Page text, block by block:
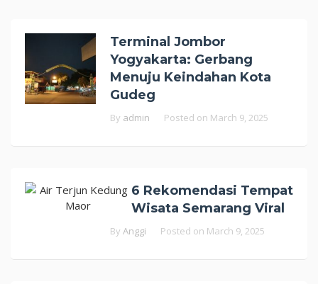
Terminal Jombor
Yogyakarta: Gerbang
Menuju Keindahan Kota
Gudeg
By admin Posted on March 9, 2025
6 Rekomendasi Tempat
Wisata Semarang Viral
By Anggi Posted on March 9, 2025